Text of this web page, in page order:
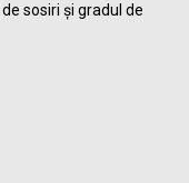
sosiri și gradul de